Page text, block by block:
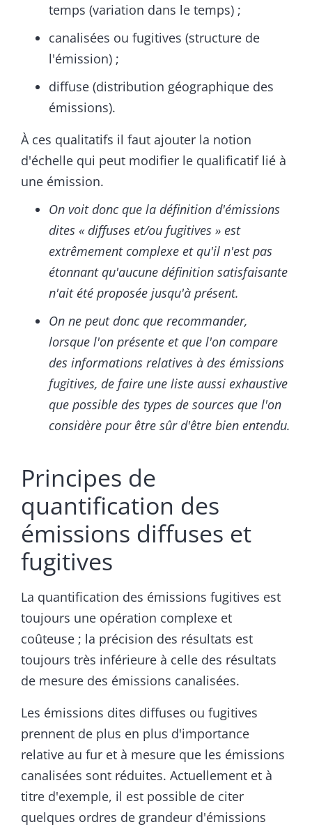
temps (variation dans le temps) ;
canalisées ou fugitives (structure de
l'émission) ;
diffuse (distribution géographique des
émissions).
À ces qualitatifs il faut ajouter la notion
d'échelle qui peut modifier le qualificatif lié à
une émission.
On voit donc que la définition d'émissions
dites « diffuses et/ou fugitives » est
extrêmement complexe et qu'il n'est pas
étonnant qu'aucune définition satisfaisante
n'ait été proposée jusqu'à présent.
On ne peut donc que recommander,
lorsque l'on présente et que l'on compare
des informations relatives à des émissions
fugitives, de faire une liste aussi exhaustive
que possible des types de sources que l'on
considère pour être sûr d'être bien entendu.
Principes de
quantification des
émissions diffuses et
fugitives
La quantification des émissions fugitives est
toujours une opération complexe et
coûteuse ; la précision des résultats est
toujours très inférieure à celle des résultats
de mesure des émissions canalisées.
Les émissions dites diffuses ou fugitives
prennent de plus en plus d'importance
relative au fur et à mesure que les émissions
canalisées sont réduites. Actuellement et à
titre d'exemple, il est possible de citer
quelques ordres de grandeur d'émissions